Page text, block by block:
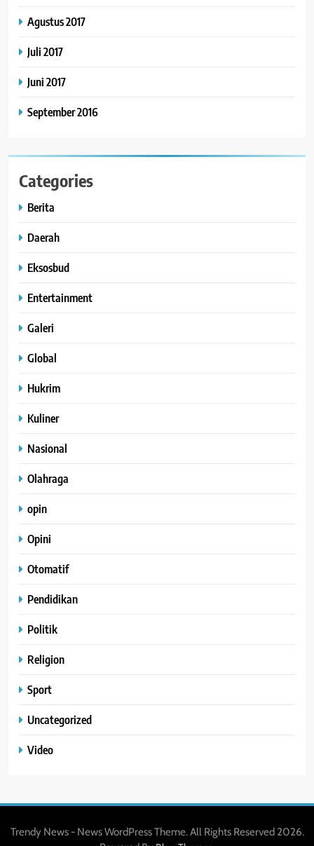
Agustus 2017
Juli 2017
Juni 2017
September 2016
Categories
Berita
Daerah
Eksosbud
Entertainment
Galeri
Global
Hukrim
Kuliner
Nasional
Olahraga
opin
Opini
Otomatif
Pendidikan
Politik
Religion
Sport
Uncategorized
Video
Trendy News - News WordPress Theme. All Rights Reserved 2026.